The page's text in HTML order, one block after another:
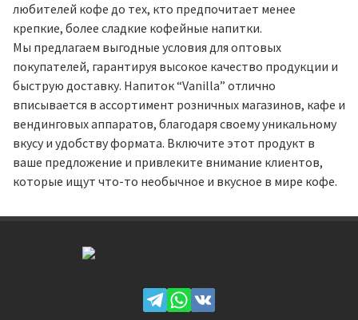
любителей кофе до тех, кто предпочитает менее
крепкие, более сладкие кофейные напитки.
Мы предлагаем выгодные условия для оптовых
покупателей, гарантируя высокое качество продукции и
быструю доставку. Напиток “Vanilla” отлично
вписывается в ассортимент розничных магазинов, кафе и
вендинговых аппаратов, благодаря своему уникальному
вкусу и удобству формата. Включите этот продукт в
ваше предложение и привлеките внимание клиентов,
которые ищут что-то необычное и вкусное в мире кофе.